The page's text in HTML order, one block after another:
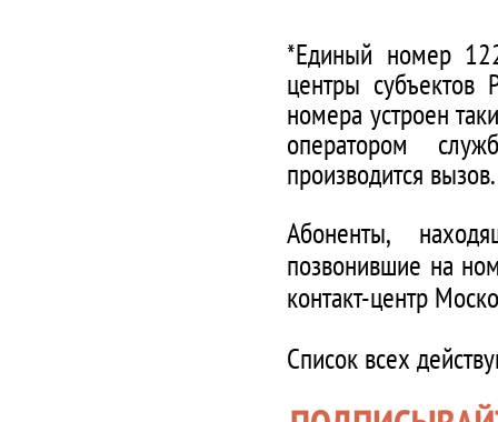
*Единый номер
центры субъектов
номера устроен
оператором
производится вызов.
Абоненты,
позвонившие на
контакт-центр
Список всех